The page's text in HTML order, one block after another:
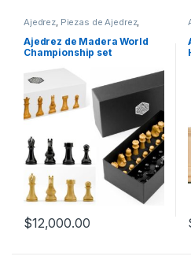
Ajedrez Piezas de Ajedrez,
Piezas de Ajedrez Madera
Ajedrez de Madera World
Championship set
$12,000.00